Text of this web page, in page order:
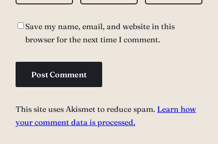
Save my name, email, and website in this
browser for the next time I comment.
This site uses Akismet to reduce spam. Learn how
your comment data is processed.